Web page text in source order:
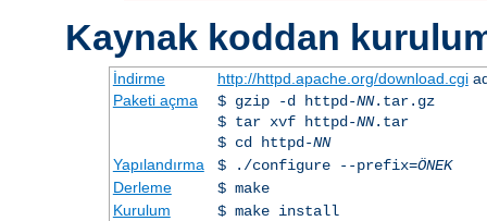
Kaynak koddan
İndirme http://httpd.apache.org/download.cgi
Paketi açma
$ gzip -d httpd-NN.tar.gz
$ tar xvf httpd-NN.tar
$ cd httpd-NN
Yapılandırma
$ ./configure --prefix=ÖNEK
Derleme
$ make
Kurulum
$ make install